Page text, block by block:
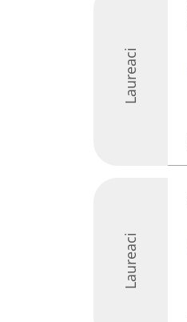
Laureaci
Laureaci